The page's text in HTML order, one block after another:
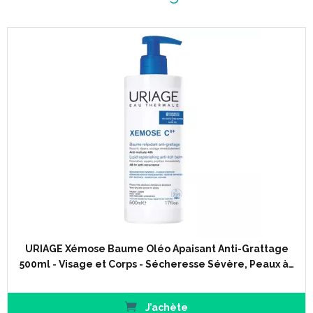
Stick labial hydratant longue durée.
Soin nourrissant, protecteur et réparateur.
Texture onctueuse, sans eau.
4 grammes de stick, véritable pommade onctueuse et
URIAGE Xémose Baume Oléo Apaisant Anti-Grattage
500ml - Visage et Corps - Sécheresse Sévère, Peaux à…
J’achète